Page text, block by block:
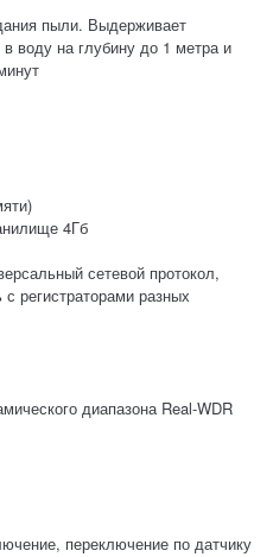
пыли. Выдерживает
воду на глубину до 1 метра и
4Гб
сетевой протокол,
регистраторами разных
диапазона Real-WDR
переключение по датчику